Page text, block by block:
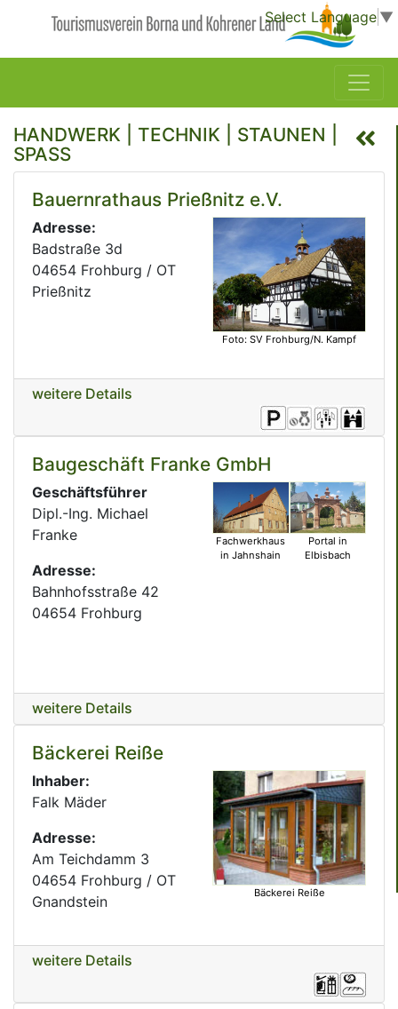
Select Language ▼
HANDWERK | TECHNIK | STAUNEN |
SPASS
Bauernrathaus Prießnitz e.V.
Adresse:
Badstraße 3d
04654 Frohburg / OT
Prießnitz
Foto: SV Frohburg/N. Kampf
weitere Details
Baugeschäft Franke GmbH
Geschäftsführer
Dipl.-Ing. Michael
Franke
Adresse:
Bahnhofsstraße 42
04654 Frohburg
Fachwerkhaus
in Jahnshain
Portal in
Elbisbach
weitere Details
Bäckerei Reiße
Inhaber:
Falk Mäder
Adresse:
Am Teichdamm 3
04654 Frohburg / OT
Gnandstein
Bäckerei Reiße
weitere Details